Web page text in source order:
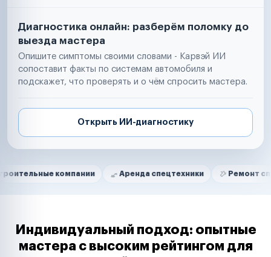
Диагностика онлайн: разберём поломку до
выезда мастера
Опишите симптомы своими словами - Карвэй ИИ
сопоставит факты по системам автомобиля и
подскажет, что проверять и о чём спросить мастера.
Открыть ИИ-диагностику
Нам доверяют
компании Аренда спецтехники Ремонт спецтехники
Маркетплейсы
Таксопарки
Автодилеры
Индивидуальный подход: опытные
мастера с высоким рейтингом для